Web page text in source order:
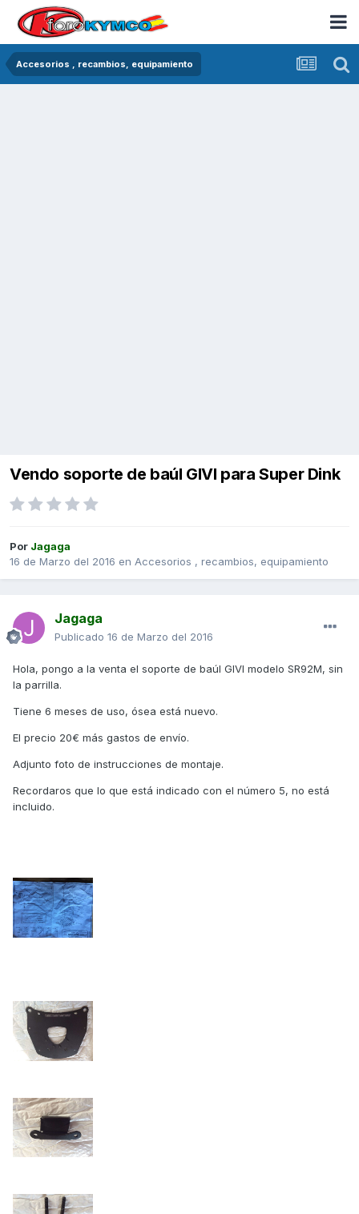
Accesorios , recambios, equipamiento
Vendo soporte de baúl GIVI para Super Dink
Por Jagaga
16 de Marzo del 2016 en Accesorios , recambios, equipamiento
Jagaga
Publicado 16 de Marzo del 2016
Hola, pongo a la venta el soporte de baúl GIVI modelo SR92M, sin
la parrilla.
Tiene 6 meses de uso, ósea está nuevo.
El precio 20€ más gastos de envío.
Adjunto foto de instrucciones de montaje.
Recordaros que lo que está indicado con el número 5, no está
incluido.